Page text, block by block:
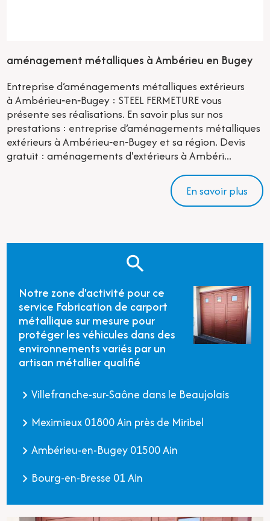
aménagement métalliques à Ambérieu en Bugey
Entreprise d’aménagements métalliques extérieurs
à Ambérieu‑en‑Bugey : STEEL FERMETURE vous
présente ses réalisations. En savoir plus sur nos
prestations : entreprise d’aménagements métalliques
extérieurs à Ambérieu‑en‑Bugey et sa région. Devis
gratuit : aménagements d'extérieurs à Ambéri...
En savoir plus
Notre zone d'activité pour ce
service Fabrication de carport
métallique sur mesure pour
protéger les véhicules dans des
environnements variés par un
artisan métallier qualifié
Villefranche-sur-Saône dans le Beaujolais
Meximieux 01800 Ain près de Miribel
Ambérieu-en-Bugey 01500 Ain
Bourg-en-Bresse 01 Ain